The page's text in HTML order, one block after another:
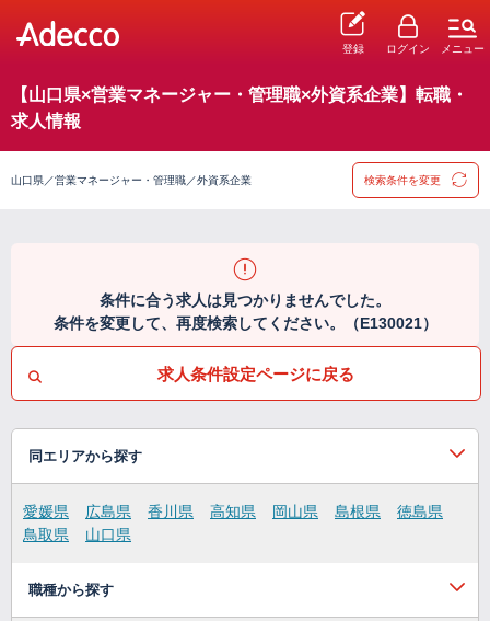
登録 ログイン メニュー
【山口県×営業マネージャー・管理職×外資系企業】転職・
求人情報
山口県／営業マネージャー・管理職／外資系企業 検索条件を変更
条件に合う求人は見つかりませんでした。
条件を変更して、再度検索してください。（E130021）
求人条件設定ページに戻る
同エリアから探す
愛媛県 広島県 香川県 高知県 岡山県 島根県
徳島県
鳥取県
山口県
職種から探す